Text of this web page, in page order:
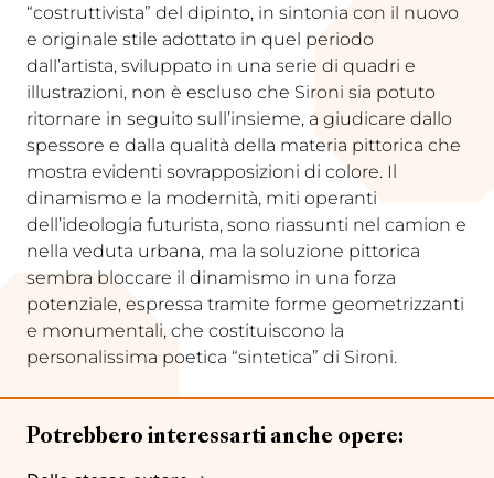
“costruttivista” del dipinto, in sintonia con il nuovo
e originale stile adottato in quel periodo
dall’artista, sviluppato in una serie di quadri e
illustrazioni, non è escluso che Sironi sia potuto
ritornare in seguito sull’insieme, a giudicare dallo
spessore e dalla qualità della materia pittorica che
mostra evidenti sovrapposizioni di colore. Il
dinamismo e la modernità, miti operanti
dell’ideologia futurista, sono riassunti nel camion e
nella veduta urbana, ma la soluzione pittorica
sembra bloccare il dinamismo in una forza
potenziale, espressa tramite forme geometrizzanti
e monumentali, che costituiscono la
personalissima poetica “sintetica” di Sironi.
Potrebbero interessarti anche opere: